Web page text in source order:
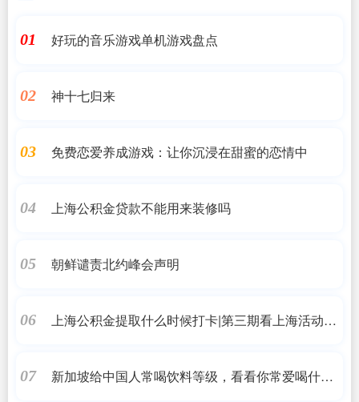
01 好玩的音乐游戏单机游戏盘点
02 神十七归来
03 免费恋爱养成游戏：让你沉浸在甜蜜的恋情中
04 上海公积金贷款不能用来装修吗
05 朝鲜谴责北约峰会声明
06
上海公积金提取什么时候打卡|第三期看上海活动来
07
新加坡给中国人常喝饮料等级，看看你常爱喝什